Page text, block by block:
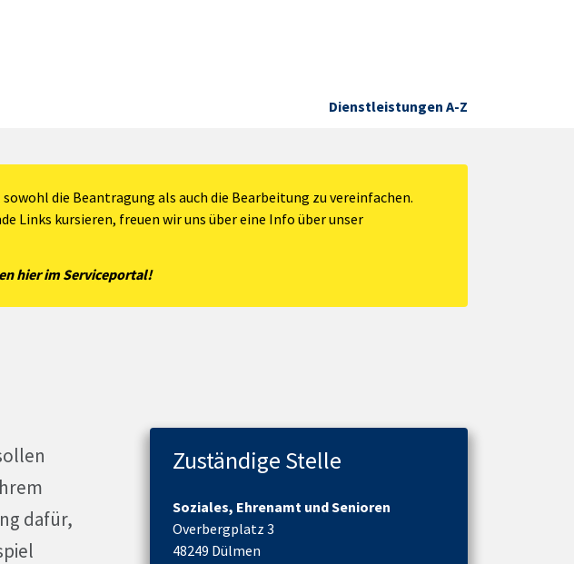
Dienstleistungen A-Z
die Beantragung als auch die Bearbeitung zu vereinfachen.
Links kursieren, freuen wir uns über eine Info über unser
hier im Serviceportal!
dafür,
Zuständige Stelle
Soziales, Ehrenamt und Senioren
Overbergplatz 3
48249 Dülmen